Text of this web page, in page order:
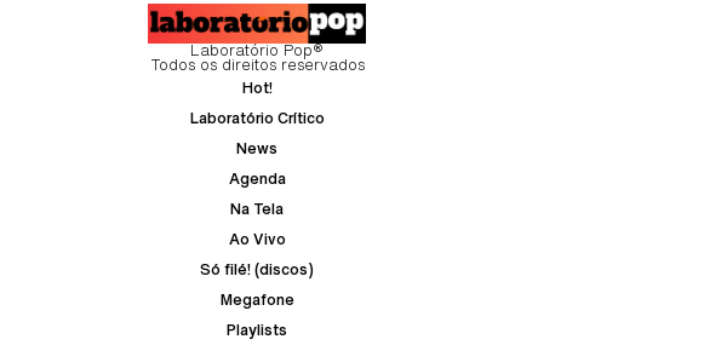
Laboratório Pop®
Todos os direitos reservados
Hot!
Laboratório Crítico
News
Agenda
Na Tela
Ao Vivo
Só filé! (discos)
Megafone
Playlists